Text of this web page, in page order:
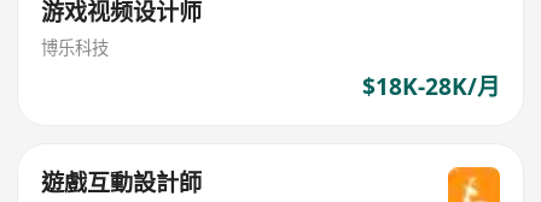
游戏视频设计师
博乐科技
$18K-28K/月
遊戲互動設計師